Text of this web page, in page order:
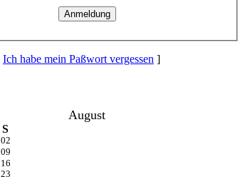
Anmeldung
Ich habe mein Paßwort vergessen ]
August
S
02
09
16
23